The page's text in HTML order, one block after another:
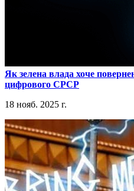
​Як зелена влада хоче
цифрового СРСР
18 нояб. 2025 г.